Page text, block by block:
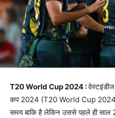
T20 World Cup 2024 :
कप 2024 (T20 World Cup
समय बाकि है लेकिन उससे पहले ही साल